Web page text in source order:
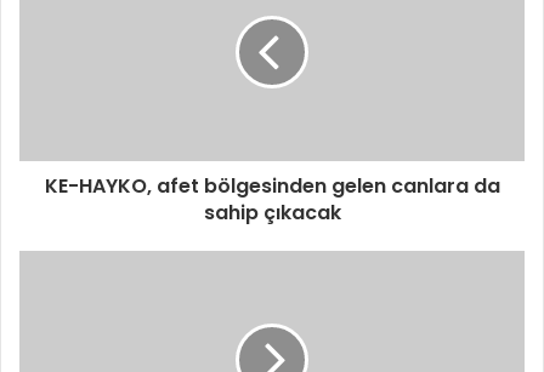
KE-HAYKO, afet bölgesinden gelen canlara da
sahip çıkacak